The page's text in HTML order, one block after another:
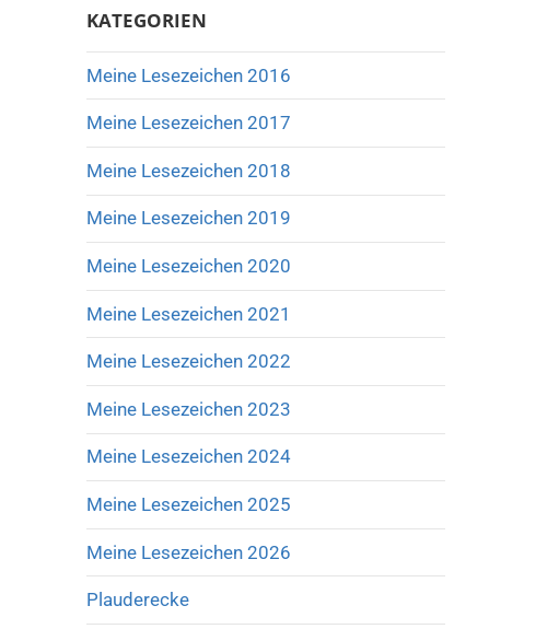
KATEGORIEN
Meine Lesezeichen 2016
Meine Lesezeichen 2017
Meine Lesezeichen 2018
Meine Lesezeichen 2019
Meine Lesezeichen 2020
Meine Lesezeichen 2021
Meine Lesezeichen 2022
Meine Lesezeichen 2023
Meine Lesezeichen 2024
Meine Lesezeichen 2025
Meine Lesezeichen 2026
Plauderecke